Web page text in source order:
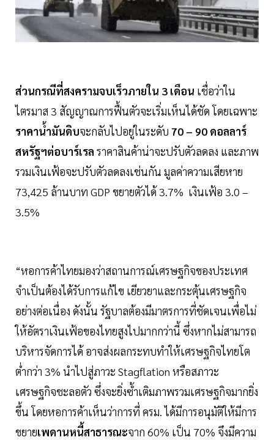
ส่วนกรณีที่สงครามจบเร็วภายใน 3 เดือน เชื่อว่าใน
ไตรมาส 3 สัญญาณการฟื้นตัวจะเริ่มเห็นได้ชัด โดยเฉพาะ
ราคาน้ำมันดิบจะกลับไปอยู่ในระดับ 70 – 90 ดอลลาร์
สหรัฐฯต่อบาร์เรล ราคาสินค้าน่าจะปรับตัวลดลง และภาพ
รวมเงินเฟ้อจะปรับตัวลดลงเช่นกัน มูลค่าความเสียหาย
73,425 ล้านบาท GDP ขยายตัวได้ 3.7% เงินเฟ้อ 3.0 –
3.5%
“หอการค้าไทยมองว่าสถานการณ์เศรษฐกิจของประเทศ
จำเป็นต้องได้รับการแก้ไข เยียวยาและกระตุ้นเศรษฐกิจ
อย่างต่อเนื่อง ดังนั้น รัฐบาลต้องมีมาตรการที่ชัดเจนเพื่อไม่
ให้อัตราเงินเฟ้อของไทยสูงไปมากกว่านี้ ซึ่งหากไม่สามารถ
บริหารจัดการได้ อาจส่งผลกระทบทำให้เศรษฐกิจไทยโต
ต่ำกว่า 3% นำไปสู่ภาวะ Stagflation หรือสภาวะ
เศรษฐกิจชะลอตัว ซึ่งจะยิ่งซ้ำเติมภาพรวมเศรษฐกิจมากยิ่ง
ขึ้น โดยหอการค้าเห็นว่าการที่ ครม. ได้มีการอนุมัติให้มีการ
ขยายเพดานหนี้สาธารณะจาก 60% เป็น 70% จึงมีความ